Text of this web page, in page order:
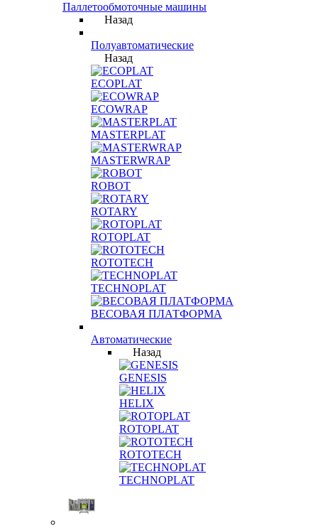
Паллетообмоточные машины
Назад
Полуавтоматические
Назад
ECOPLAT
ECOWRAP
MASTERPLAT
MASTERWRAP
ROBOT
ROTARY
ROTOPLAT
ROTOTECH
TECHNOPLAT
ВЕСОВАЯ ПЛАТФОРМА
Автоматические
Назад
GENESIS
HELIX
ROTOPLAT
ROTOTECH
TECHNOPLAT